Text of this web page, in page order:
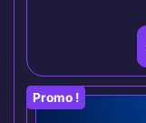
Promo !